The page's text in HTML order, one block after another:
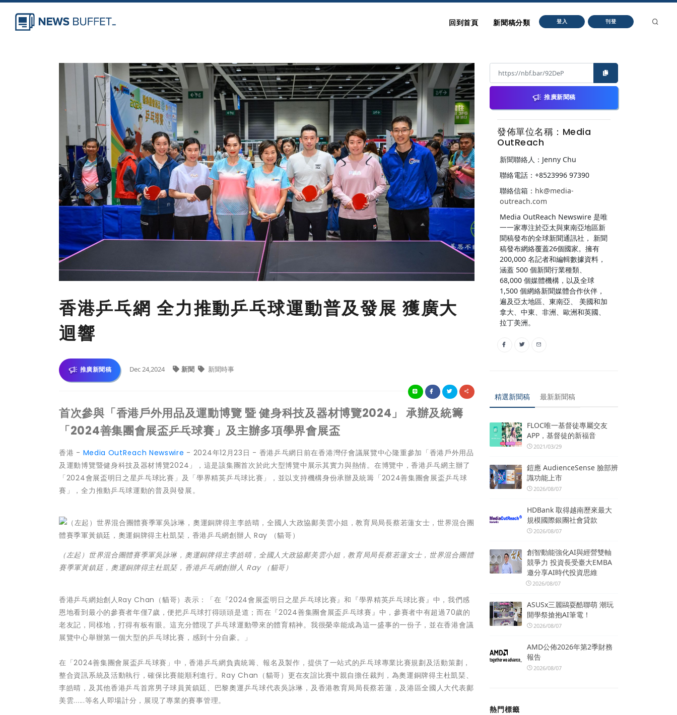
回到首頁 新聞稿分類 登入 刊登
香港乒乓網 全力推動乒乓球運動普及發展 獲廣大
迴響
推廣新聞稿 Dec 24,2024 新聞 新聞時事
首次參與「香港戶外用品及運動博覽 暨 健身科技及器材博覽2024」 承辦及統籌
「2024善集團會展盃乒乓球賽」及主辦多項學界會展盃
香港 - Media OutReach Newswire - 2024年12月23日 - 香港乒乓網日前在香港灣仔會議展覽中心隆重參加「香港戶外用品
及運動博覽暨健身科技及器材博覽2024」，這是該集團首次於此大型博覽中展示其實力與熱情。在博覽中，香港乒乓網主辦了
「2024會展盃明日之星乒乓球比賽」及「學界精英乒乓球比賽」，並以支持機構身份承辦及統籌「2024善集團會展盃乒乓球
賽」，全力推動乒乓球運動的普及與發展。
（左起）世界混合團體賽季軍吳詠琳，奧運銅牌得主李皓晴，全國人大政協鄺美雲小姐，教育局局長蔡若蓮女士，世界混合團體
賽季軍黃鎮廷，奧運銅牌得主杜凱琹，香港乒乓網創辦人 Ray （貓哥）
香港乒乓網始創人Ray Chan（貓哥）表示：「在『2024會展盃明日之星乒乓球比賽』和『學界精英乒乓球比賽』中，我們感
恩地看到最小的參賽者年僅7歲，便把乒乓球打得頭頭是道；而在『2024善集團會展盃乒乓球賽』中，參賽者中有超過70歲的
老友記，同樣地，打得有板有眼。這充分體現了乒乓球運動帶來的體育精神。我很榮幸能成為這一盛事的一份子，並在香港會議
展覽中心舉辦第一個大型的乒乓球比賽，感到十分自豪。」
在「2024善集團會展盃乒乓球賽」中，香港乒乓網負責統籌、報名及製作，提供了一站式的乒乓球專業比賽規劃及活動策劃，
整合資訊系統及活動執行，確保比賽能順利進行。Ray Chan（貓哥）更在友誼比賽中親自擔任裁判，為奧運銅牌得主杜凱琹、
李皓晴，及其他香港乒乓首席男子球員黃鎮廷、巴黎奧運乒乓球代表吳詠琳，及香港教育局局長蔡若蓮，及港區全國人大代表鄺
美雲......等名人即場計分，展現了專業的賽事管理。
推廣新聞稿
發佈單位名稱：Media
OutReach
新聞聯絡人：Jenny Chu
聯絡電話：+8523996 97390
聯絡信箱： hk@media-
outreach.com
Media OutReach Newswire 是唯
一一家專注於亞太與東南亞地區新
聞稿發布的全球新聞通訊社， 新聞
稿發布網絡覆蓋26個國家。擁有
200,000 名記者和編輯數據資料，
涵蓋 500 個新聞行業種類、
68,000 個媒體機構，以及全球
1,500 個網絡新聞媒體合作伙伴，
遍及亞太地區、東南亞、 美國和加
拿大、中東、非洲、歐洲和英國、
拉丁美洲。
精選新聞稿 最新新聞稿
FLOC唯一基督徒專屬交友
APP，基督徒的新福音
2021/03/29
鎧應 AudienceSense 臉部辨
識功能上市
2026/08/07
HDBank 取得越南歷來最大
規模國際銀團社會貸款
2026/08/07
創智動能強化AI與經營雙軸
競爭力 投資長受臺大EMBA
邀分享AI時代投資思維
2026/08/07
ASUSx三麗鷗耍酷聯萌 潮玩
開學祭搶抱AI筆電！
2026/08/07
AMD公佈2026年第2季財務
報告
2026/08/07
熱門標籤